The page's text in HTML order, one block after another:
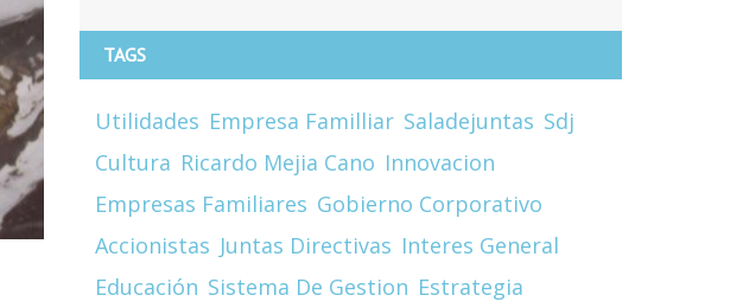
TAGS
Utilidades Empresa Familliar Saladejuntas Sdj
Cultura Ricardo Mejia Cano Innovacion
Empresas Familiares Gobierno Corporativo
Accionistas Juntas Directivas Interes General
Educación Sistema De Gestion Estrategia